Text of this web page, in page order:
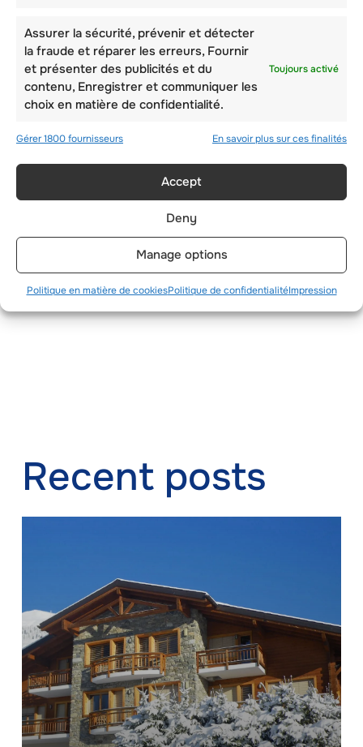
Assurer la sécurité, prévenir et détecter
la fraude et réparer les erreurs, Fournir
et présenter des publicités et du
contenu, Enregistrer et communiquer les
choix en matière de confidentialité.
Toujours activé
Gérer 1800 fournisseurs En savoir plus sur ces finalités
Accept
Deny
Manage options
Politique en matière de cookiesPolitique de confidentialitéImpression
QUELLES SONT LES
POSSIBILITÉS DE
DURÉE ET
D’HORAIRES DES
CAMPS D’HIVER EN
SUISSE ?
Recent posts